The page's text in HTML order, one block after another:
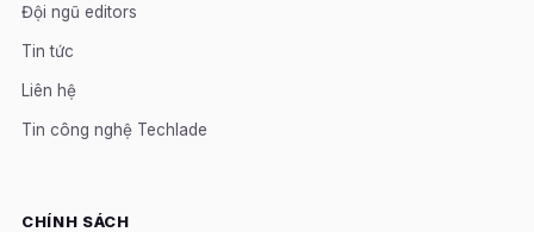
Đội ngũ editors
Tin tức
Liên hệ
Tin công nghệ Techlade
CHÍNH SÁCH